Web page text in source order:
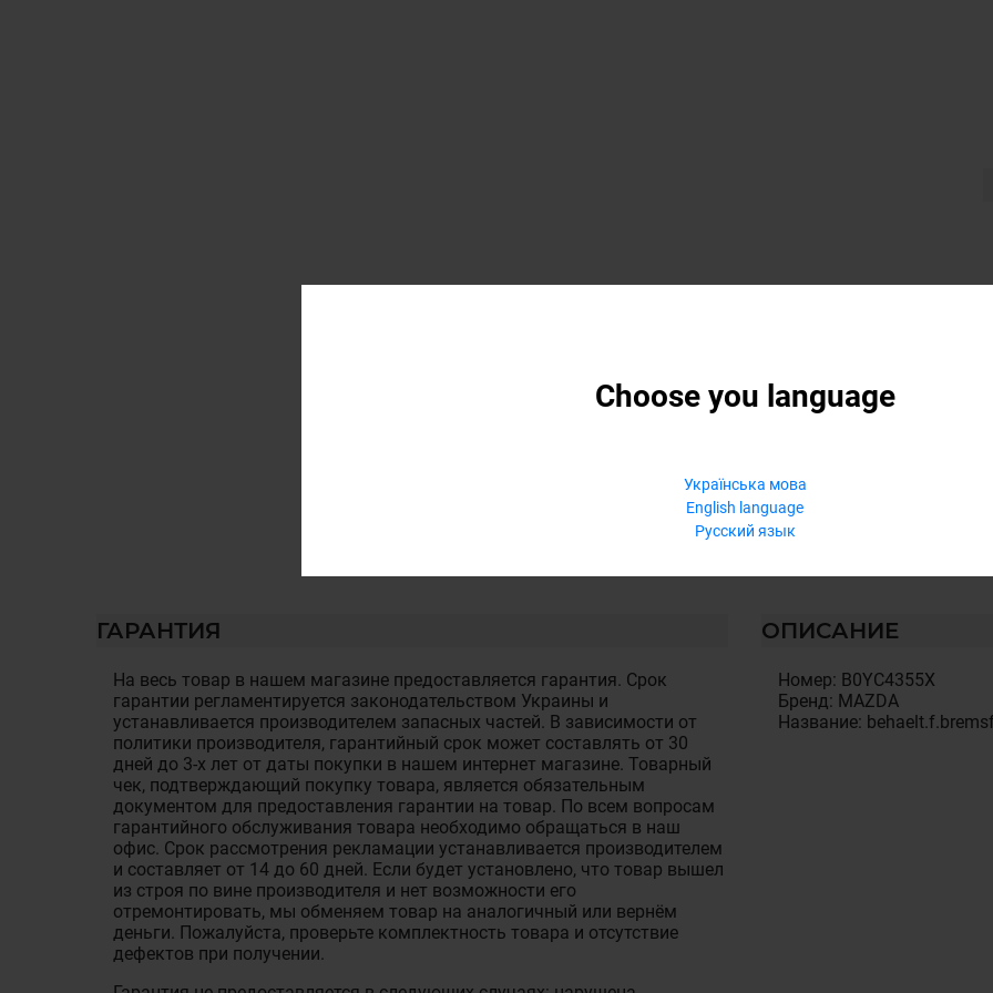
Choose you language
Українська мова
English language
Русский язык
ГАРАНТИЯ
На весь товар в нашем магазине предоставляется гарантия. Срок
гарантии регламентируется законодательством Украины и
устанавливается производителем запасных частей. В зависимости от
политики производителя, гарантийный срок может составлять от 30
дней до 3-х лет от даты покупки в нашем интернет магазине. Товарный
чек, подтверждающий покупку товара, является обязательным
документом для предоставления гарантии на товар. По всем вопросам
гарантийного обслуживания товара необходимо обращаться в наш
офис. Срок рассмотрения рекламации устанавливается производителем
и составляет от 14 до 60 дней. Если будет установлено, что товар вышел
из строя по вине производителя и нет возможности его
отремонтировать, мы обменяем товар на аналогичный или вернём
деньги. Пожалуйста, проверьте комплектность товара и отсутствие
дефектов при получении.
ОПИСАНИЕ
Номер: B0YC4355X
Бренд: MAZDA
Название: